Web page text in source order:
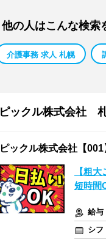
他の人はこんな検索
介護事務 求人 札幌
ピックル株式会社
ピックル株式会社【001
【粗
短時間
給与
シフ